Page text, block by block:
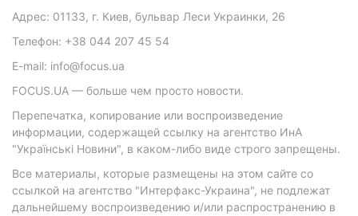
Адрес: 01133, г. Киев, бульвар Леси Украинки, 26
Телефон: +38 044 207 45 54
E-mail: info@focus.ua
FOCUS.UA — больше чем просто новости.
Перепечатка, копирование или воспроизведение
информации, содержащей ссылку на агентство ИнА
"Українські Новини", в каком-либо виде строго запрещены.
Все материалы, которые размещены на этом сайте со
ссылкой на агентство "Интерфакс-Украина", не подлежат
дальнейшему воспроизведению и/или распространению в